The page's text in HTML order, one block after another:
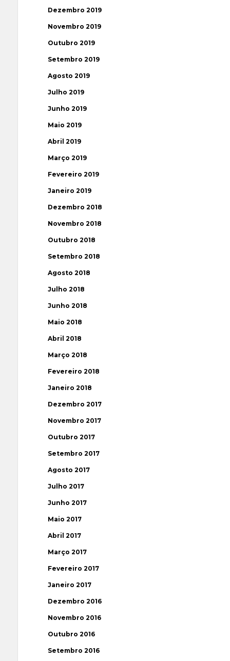
Dezembro 2019
Novembro 2019
Outubro 2019
Setembro 2019
Agosto 2019
Julho 2019
Junho 2019
Maio 2019
Abril 2019
Março 2019
Fevereiro 2019
Janeiro 2019
Dezembro 2018
Novembro 2018
Outubro 2018
Setembro 2018
Agosto 2018
Julho 2018
Junho 2018
Maio 2018
Abril 2018
Março 2018
Fevereiro 2018
Janeiro 2018
Dezembro 2017
Novembro 2017
Outubro 2017
Setembro 2017
Agosto 2017
Julho 2017
Junho 2017
Maio 2017
Abril 2017
Março 2017
Fevereiro 2017
Janeiro 2017
Dezembro 2016
Novembro 2016
Outubro 2016
Setembro 2016